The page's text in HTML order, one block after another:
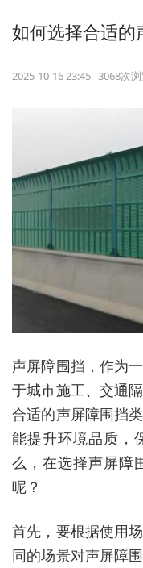
如何选择合适的
2025-10-16 23:45 3068次
声屏障围挡，作为
于城市施工、交通
合适的声屏障围挡
能提升环境品质，
么，在选择声屏障
呢？
首先，要根据使用
同的场景对声屏障